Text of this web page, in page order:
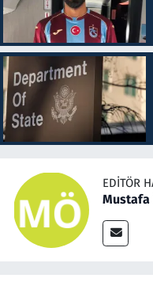
EDITÖR
Mustafa